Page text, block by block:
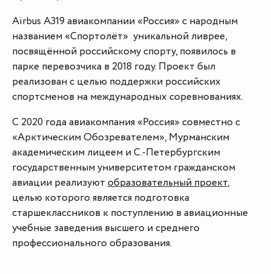
Airbus А319 авиакомпании «Россия» с народным
названием «Спортолёт» уникальной ливрее,
посвящённой российскому спорту, появилось в
парке перевозчика в 2018 году. Проект был
реализован с целью поддержки российских
спортсменов на международных соревнованиях.
С 2020 года авиакомпания «Россия» совместно с
«Арктическим Обозревателем», Мурманским
академическим лицеем и С.-Петербургским
государственным университетом гражданском
авиации реализуют образовательный проект,
целью которого является подготовка
старшеклассников к поступлению в авиационные
учебные заведения высшего и среднего
профессионального образования.